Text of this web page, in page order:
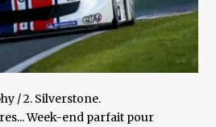
/ 2. Silverstone.
Week-end parfait pour